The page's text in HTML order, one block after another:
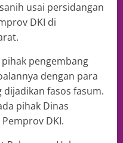
usai persidangan
DKI di
pengembang
dengan para
fasos fasum.
pihak Dinas
DKI.